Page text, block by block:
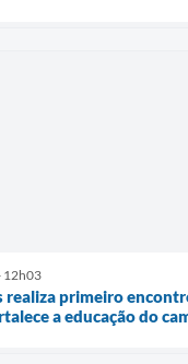
12h03
realiza primeiro
a educação do